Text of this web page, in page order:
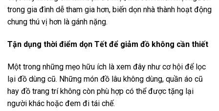
trong gia đình dễ tham gia hơn, biến dọn nhà thành hoạt động
chung thú vị hơn là gánh nặng.
Tận dụng thời điểm dọn Tết để giảm đồ không cần thiết
Một trong những mẹo hữu ích là xem đây như cơ hội để lọc
lại đồ dùng cũ. Những món đồ lâu không dùng, quần áo cũ
hay đồ trang trí không còn phù hợp có thể được tặng lại
người khác hoặc đem đi tái chế.